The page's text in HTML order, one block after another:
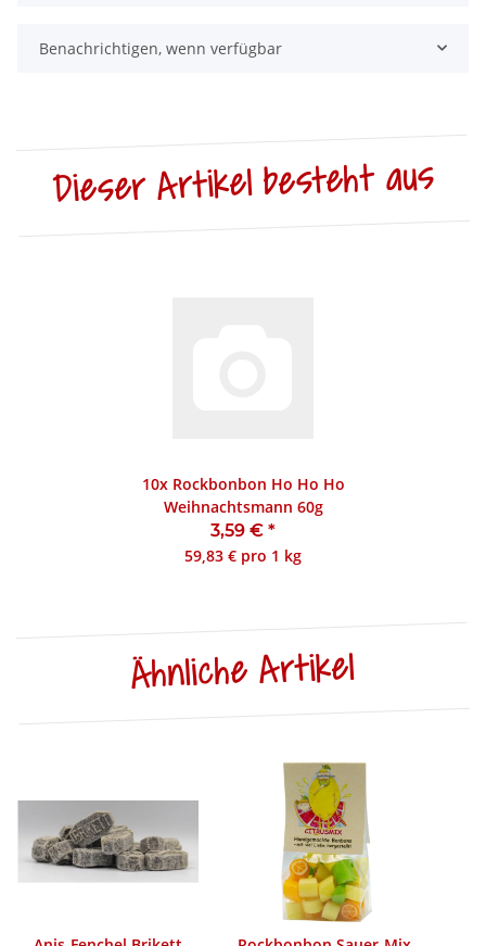
Benachrichtigen, wenn verfügbar
Dieser Artikel besteht aus
10x Rockbonbon Ho Ho Ho
Weihnachtsmann 60g
3,59 € *
59,83 € pro 1 kg
Ähnliche Artikel